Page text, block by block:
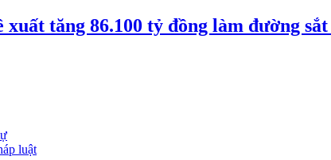
xuất tăng 86.100 tỷ đồng làm đường
luật